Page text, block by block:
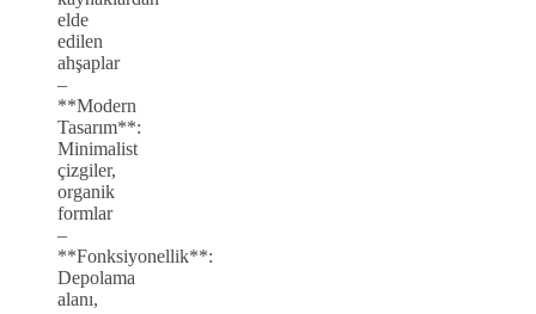
elde
edilen
ahşaplar
–
**Modern
Tasarım**:
Minimalist
çizgiler,
organik
formlar
–
**Fonksiyonellik**:
Depolama
alanı,